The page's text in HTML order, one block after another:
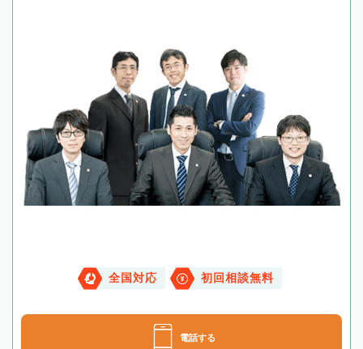
全国対応 初回相談無料
電話する